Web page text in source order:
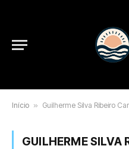
Início » Guilherme Silva Ribeiro
GUILHERME SILVA